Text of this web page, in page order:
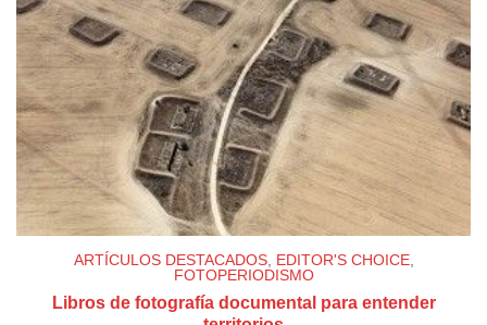
ARTÍCULOS DESTACADOS, EDITOR'S CHOICE,
FOTOPERIODISMO
Libros de fotografía documental para entender